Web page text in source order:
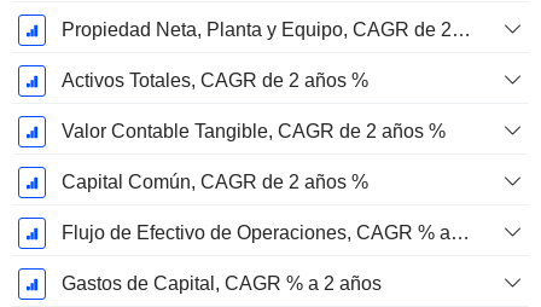
Propiedad Neta, Planta y Equipo, CAGR de 2 años %
Activos Totales, CAGR de 2 años %
Valor Contable Tangible, CAGR de 2 años %
Capital Común, CAGR de 2 años %
Flujo de Efectivo de Operaciones, CAGR % a 2 años
Gastos de Capital, CAGR % a 2 años